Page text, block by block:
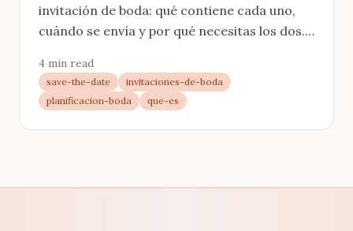
invitación de boda: qué contiene cada uno,
cuándo se envía y por qué necesitas los dos.
4 min read
save-the-date
invitaciones-de-boda
planificacion-boda
que-es